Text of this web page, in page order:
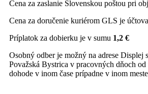
Cena za zaslanie Slovenskou poštou pri
Cena za doručenie kuriérom GLS je
Príplatok za dobierku je v sumu 1,2 €
Osobný odber je možný na adrese Displej
Považská Bystrica v pracovných dňoch
dohode v inom čase prípadne v inom